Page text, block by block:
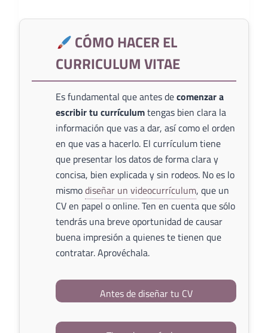
CÓMO HACER EL
CURRICULUM VITAE
Es fundamental que antes decomenzar a
escribir tu currículumtengas bien clara la
información que vas a dar, así como el orden
en que vas a hacerlo. El currículum tiene
que presentar los datos de forma clara y
concisa, bien explicada y sin rodeos. No es lo
mismodiseñar un videocurrículum, que un
CV en papel o online. Ten en cuenta que sólo
tendrás una breve oportunidad de causar
buena impresión a quienes te tienen que
contratar. Aprovéchala.
Antes de diseñar tu CV